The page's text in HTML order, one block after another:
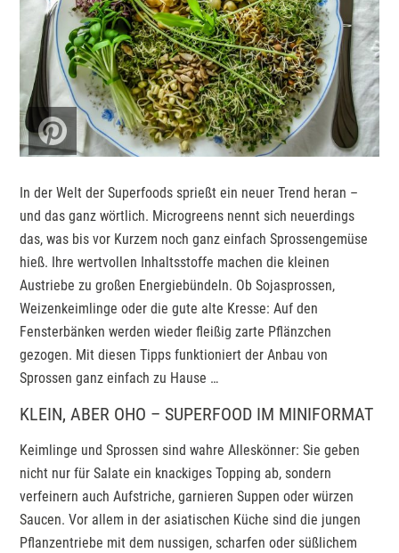
In der Welt der Superfoods sprießt ein neuer Trend heran –
und das ganz wörtlich. Microgreens nennt sich neuerdings
das, was bis vor Kurzem noch ganz einfach Sprossengemüse
hieß. Ihre wertvollen Inhaltsstoffe machen die kleinen
Austriebe zu großen Energiebündeln. Ob Sojasprossen,
Weizenkeimlinge oder die gute alte Kresse: Auf den
Fensterbänken werden wieder fleißig zarte Pflänzchen
gezogen. Mit diesen Tipps funktioniert der Anbau von
Sprossen ganz einfach zu Hause …
KLEIN, ABER OHO – SUPERFOOD IM MINIFORMAT
Keimlinge und Sprossen sind wahre Alleskönner: Sie geben
nicht nur für Salate ein knackiges Topping ab, sondern
verfeinern auch Aufstriche, garnieren Suppen oder würzen
Saucen. Vor allem in der asiatischen Küche sind die jungen
Pflanzentriebe mit dem nussigen, scharfen oder süßlichem